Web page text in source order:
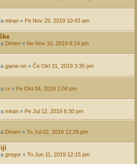
miran « Pe Nov 29, 2019 10:43 am
Dimen « Ne Nov 10, 2019 8:14 pm
game-on « Če Okt 31, 2019 3:35 pm
rx « Pe Okt 04, 2019 2:04 pm
miran « Pe Jul 12, 2019 6:30 pm
Dimen « To Jul 02, 2019 12:29 pm
gregor « To Jun 11, 2019 12:15 pm